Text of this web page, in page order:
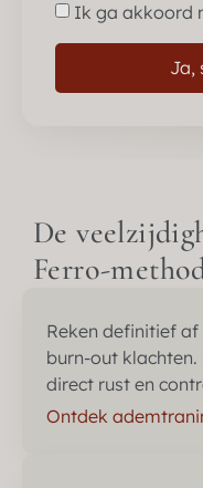
Ik ga akkoord
Ja,
De
Ferro-
Reken definitief
burn-out klachten.
direct rust en
Ontdek